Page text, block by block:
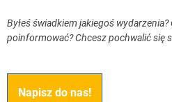
Byłeś świadkiem jakiegoś
poinformować? Chcesz pochwalić się
Napisz do nas!